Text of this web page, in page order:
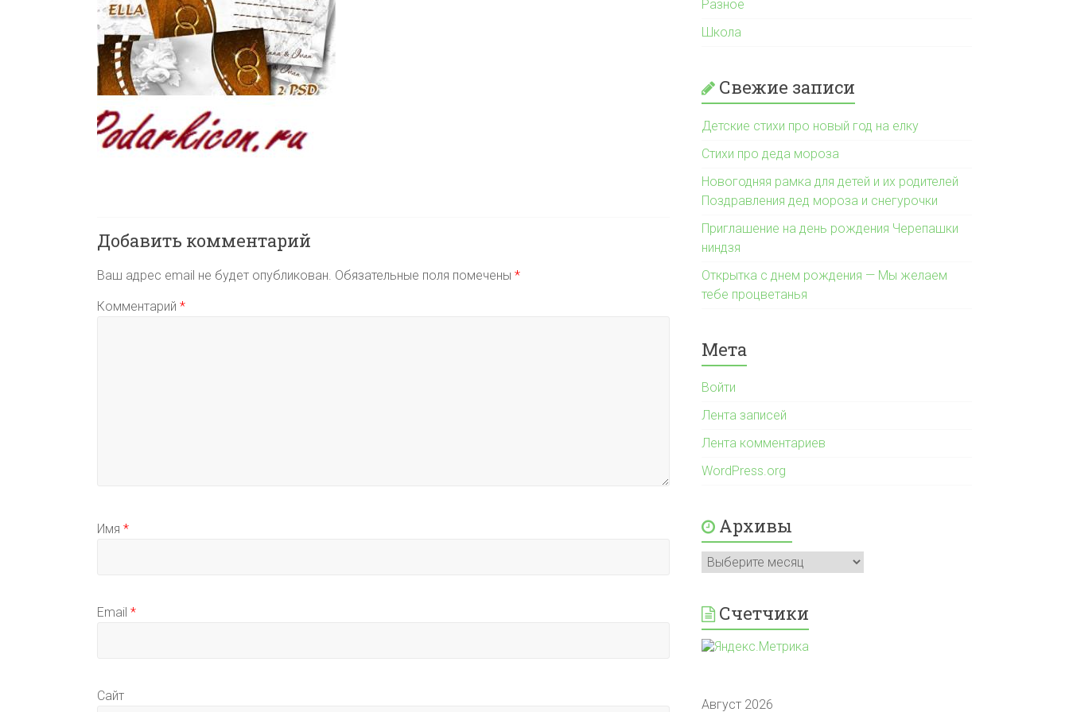
Добавить комментарий
Ваш адрес email не будет опубликован. Обязательные поля помечены *
Комментарий *
Имя *
Email *
Сайт
Разное
Школа
Свежие записи
Детские стихи про новый год на елку
Стихи про деда мороза
Новогодняя рамка для детей и их родителей
Поздравления дед мороза и снегурочки
Приглашение на день рождения Черепашки
ниндзя
Открытка с днем рождения — Мы желаем
тебе процветанья
Мета
Войти
Лента записей
Лента комментариев
WordPress.org
Архивы
Архивы
Счетчики
Август 2026